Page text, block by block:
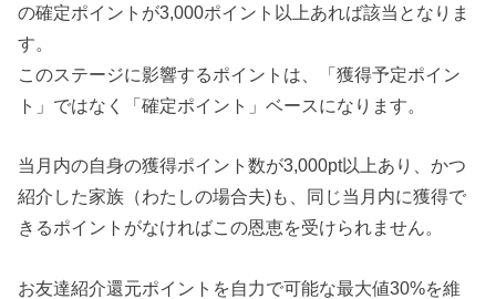
の確定ポイントが3,000ポイント以上あれば該当となりま
す。
このステージに影響するポイントは、「獲得予定ポイン
ト」ではなく「確定ポイント」ベースになります。
当月内の自身の獲得ポイント数が3,000pt以上あり、かつ
紹介した家族（わたしの場合夫)も、同じ当月内に獲得で
きるポイントがなければこの恩恵を受けられません。
お友達紹介還元ポイントを自力で可能な最大値30%を維